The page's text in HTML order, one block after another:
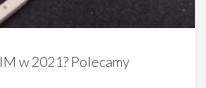
w 2021? Polecamy